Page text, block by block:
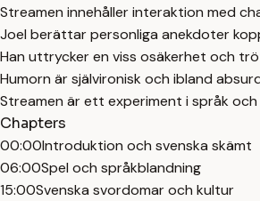
Streamen innehåller interaktion med
Joel berättar personliga anekdoter
Han uttrycker en viss osäkerhet och
Humorn är självironisk och ibland
Streamen är ett experiment i språk
Chapters
00:00Introduktion och svenska skämt
06:00Spel och språkblandning
15:00Svenska svordomar och kultur